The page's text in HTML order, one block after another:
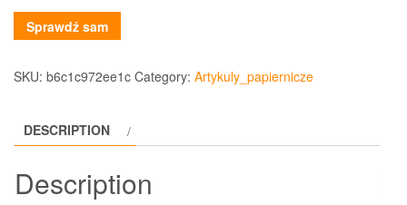
Sprawdź sam
SKU: b6c1c972ee1c Category: Artykuly_papiernicze
DESCRIPTION
Description